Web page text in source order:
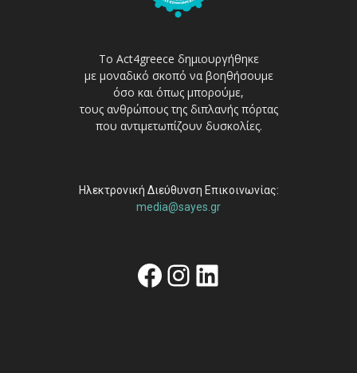
Το Act4greece δημιουργήθηκε
με μοναδικό σκοπό να βοηθήσουμε
όσο και όπως μπορούμε,
τους ανθρώπους της διπλανής πόρτας
που αντιμετωπίζουν δυσκολίες.
Ηλεκτρονική Διεύθυνση Επικοινωνίας:
media@sayes.gr
Facebook
Instagram
Linkedin